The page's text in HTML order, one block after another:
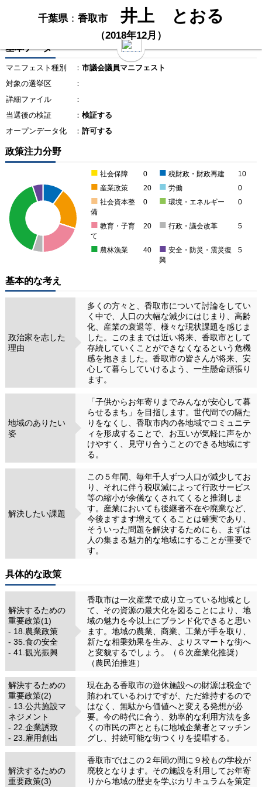
千葉県：香取市 井上 とおる
（2018年12月）
基本データ
マニフェスト種別 ： 市議会議員マニフェスト
対象の選挙区
：
詳細ファイル
：
当選後の検証
： 検証する
オープンデータ化
： 許可する
政策注力分野
■ 社会保障 0 ■ 税財政・財政再建 10
■ 産業政策 20 ■ 労働 0
■ 社会資本整
備
0 ■ 環境・エネルギー 0
■ 教育・子育
て
20 ■ 行政・議会改革 5
■ 農林漁業 40 ■ 安全・防災・震災復
興
5
基本的な考え
政治家を志した
理由
多くの方々と、香取市について討論をしてい
く中で、人口の大幅な減少にはじまり、高齢
化、産業の衰退等、様々な現状課題を感じま
した。このままでは近い将来、香取市として
存続していくことができなくなるという危機
感を抱きました。香取市の皆さんが将来、安
心して暮らしていけるよう、一生懸命頑張り
ます。
地域のありたい
姿
「子供からお年寄りまでみんなが安心して暮
らせるまち」を目指します。世代間での隔た
りをなくし、香取市内の各地域でコミュニテ
ィを形成することで、お互いが気軽に声をか
けやすく、見守り合うことのできる地域にす
る。
解決したい課題
この５年間、毎年千人ずつ人口が減少してお
り、それに伴う税収減によって行政サービス
等の縮小が余儀なくされてくると推測しま
す。産業においても後継者不在や廃業など、
今後ますます増えてくることは確実であり、
そういった問題を解決するためにも、まずは
人の集まる魅力的な地域にすることが重要で
す。
具体的な政策
解決するための
重要政策(1)
- 18.農業政策
- 35.食の安全
- 41.観光振興
香取市は一次産業で成り立っている地域とし
て、その資源の最大化を図ることにより、地
域の魅力を今以上にブランド化できると思い
ます。地域の農業、商業、工業が手を取り、
新たな相乗効果を生み、よりスマートな街へ
と変貌するでしょう。（６次産業化推奨）
（農民泊推進）
解決するための
重要政策(2)
- 13.公共施設マ
ネジメント
- 22.企業誘致
- 23.雇用創出
現在ある香取市の遊休施設への財源は税金で
賄われているわけですが、ただ維持するので
はなく、無駄から価値へと変える発想が必
要。今の時代に合う、効率的な利用方法を多
くの市民の声とともに地域企業者とマッチン
グし、持続可能な街つくりを提唱する。
解決するための
重要政策(3)
香取市ではこの２年間の間に９校もの学校が
廃校となります。その施設を利用してお年寄
りから地域の歴史を学ぶカリキュラムを策定